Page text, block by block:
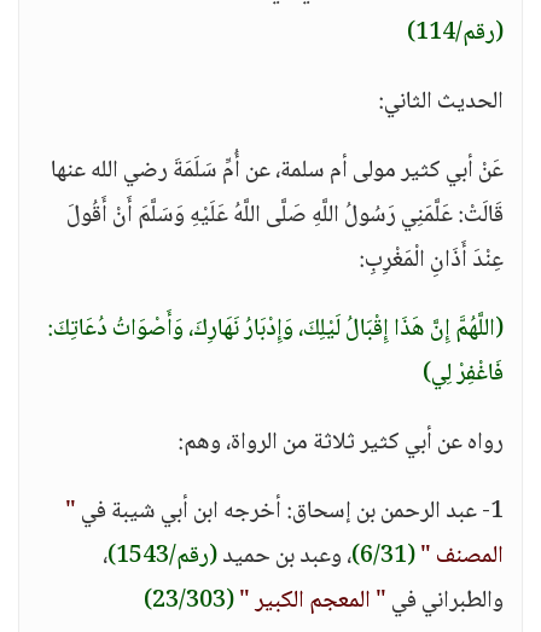
(رقم/114)
الحديث الثاني:
عَنْ أبي كثير مولى أم سلمة، عن أُمِّ سَلَمَةَ رضي الله عنها
قَالَتْ: عَلَّمَنِي رَسُولُ اللَّهِ صَلَّى اللَّهُ عَلَيْهِ وَسَلَّمَ أَنْ أَقُولَ
عِنْدَ أَذَانِ الْمَغْرِبِ:
(اللَّهُمَّ إِنَّ هَذَا إِقْبَالُ لَيْلِكَ، وَإِدْبَارُ نَهَارِكَ، وَأَصْوَاتُ دُعَاتِكَ:
فَاغْفِرْ لِي)
رواه عن أبي كثير ثلاثة من الرواة، وهم:
1- عبد الرحمن بن إسحاق: أخرجه ابن أبي شيبة في
"
المصنف "(6/31) ، وعبد بن حميد(رقم/1543)
،
والطبراني في" المعجم الكبير "(23/303)